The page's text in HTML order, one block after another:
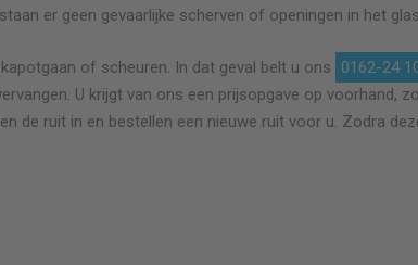
er geen gevaarlijke scherven of openingen in het
of scheuren. In dat geval belt u ons
0162-24
U krijgt van ons een prijsopgave op voorhand,
de ruit in en bestellen een nieuwe ruit voor u. Zodra